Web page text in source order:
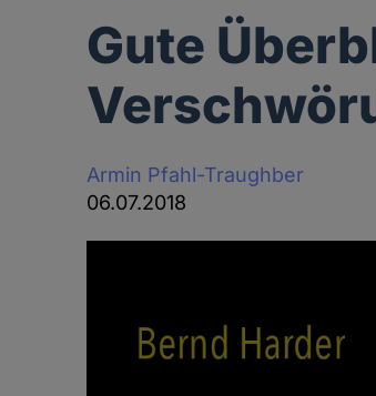
Gute
Armin Pfahl-Traughber
06.07.2018